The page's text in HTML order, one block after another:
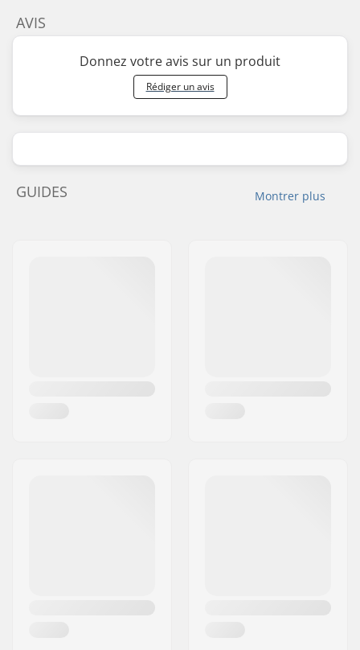
AVIS
Donnez votre avis sur un produit
Rédiger un avis
Montrer plus
GUIDES